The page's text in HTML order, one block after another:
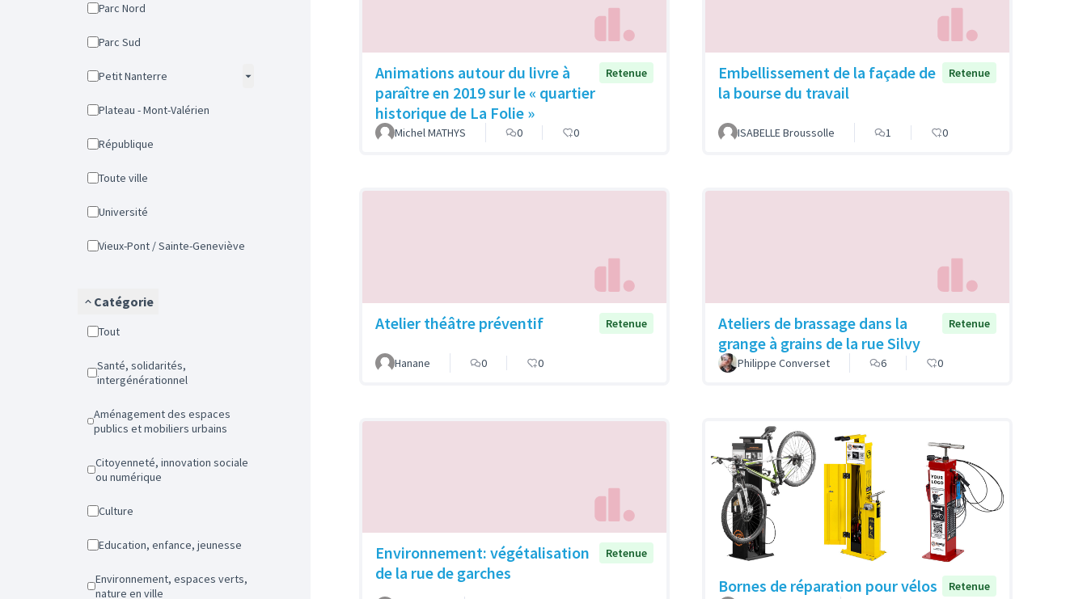
Parc Nord
Parc Sud
Petit Nanterre
Plateau - Mont-Valérien
République
Toute ville
Université
Vieux-Pont / Sainte-Geneviève
Catégorie
Tout
Santé, solidarités,
intergénérationnel
Aménagement des espaces
publics et mobiliers urbains
Citoyenneté, innovation sociale
ou numérique
Culture
Education, enfance, jeunesse
Environnement, espaces verts,
nature en ville
Animations autour du livre à
paraître en 2019 sur le « quartier
historique de La Folie »
Retenue
Michel MATHYS 0 0
Embellissement de la façade de
la bourse du travail
Retenue
ISABELLE Broussolle 1 0
Atelier théâtre préventif Retenue
Hanane 0 0
Ateliers de brassage dans la
grange à grains de la rue Silvy
Retenue
Philippe Converset 6 0
Environnement: végétalisation
de la rue de garches
Retenue
Bornes de réparation pour vélos
Retenue